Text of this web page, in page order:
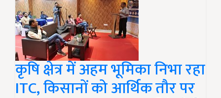
कृषि क्षेत्र में अहम भूमिका निभा रहा
ITC, किसानों को आर्थिक तौर पर